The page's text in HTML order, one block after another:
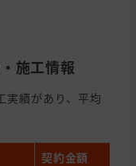
施工情報
実績があり、平均
契約金額